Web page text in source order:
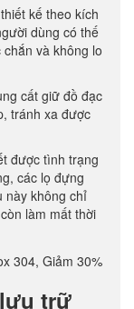
kế theo kích
dùng có thế
và không lo
cất giữ đồ đạc
tránh xa được
được tình trạng
các lọ đựng
này không chỉ
làm mất thời
trữ